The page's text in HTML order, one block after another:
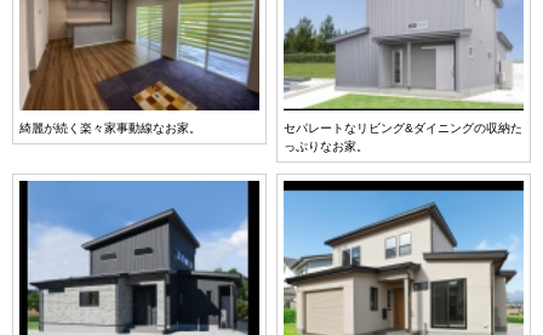
綺麗が続く楽々家事動線なお家。
セパレートなリビング&ダイニングの収納た
っぷりなお家。